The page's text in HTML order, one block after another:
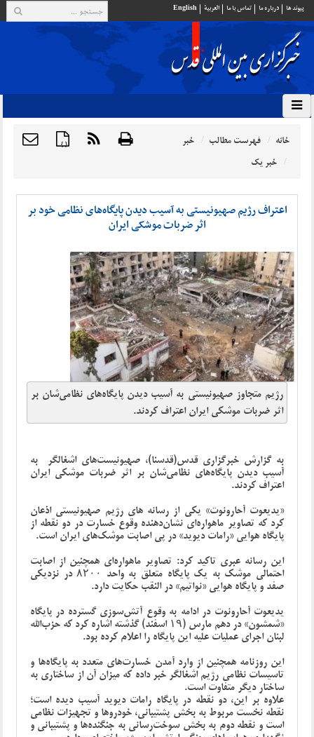
پيوند ها درباره ما تماس با ما العربية English
{ } خانه فهرست مطالب
خبر
خبر یک
اعتراف رژیم صهیونیستی به آسیب دیدن پایگاه‌های نظامی‌ خود بر
اثر ضربات موشکی ایران
رژیم متجاوز صهیونیستی به آسیب دیدن پایگاه‌های نظامی‌شان بر
اثر ضربات موشکی ایران اعتراف کردند.
به گزارش خبرگزاری قدس(قدسنا)، صهیونیست‌های اشغالگر به
آسیب دیدن پایگاه‌های نظامی‌شان بر اثر ضربات موشکی ایران
اعتراف کردند.
«یدیعوت آحارونوت» یکی از رسانه های رژیم صهیونیستی اذعان
کرد که تصاویر ماهواره‌ای نشان‌دهنده وقوع خسارت در دو نقطه از
پایگاه هوایی «رامات دیوید» در پی اصابت موشک‌های ایران است.
این رسانه عبری تاکید کرد: تصاویر ماهواره‌ای همچنین از اصابت
احتمالی موشک به یک پایگاه متعلق به واحد ۸۲۰۰ در نزدیکی
صفد و پایگاه هوایی «نواتیم» در النقب حکایت دارد.
یدیعوت آحارونوت در ادامه به وقوع آتش‌سوزی گسترده در پایگاه
«شمشون» در دهم مارس (۱۹ اسفند) گذشته اشاره کرد که حزب‌الله
لبنان اجرای عملیات علیه این پایگاه را اعلام کرده بود.
این روزنامه همچنین از وارد آمدن خسارت‌های متعدد به پایگاه‌ها و
تاسیسات نظامی رژیم اشغالگر خبر داده که میزان آن از ساختاری به
ساختار دیگر متفاوت است.
علاوه بر این، دو نقطه در پایگاه رامات دیوید آسیب دیده است؛
نقطه نخست مربوط به بخش پشتیبانی، خودروها و تجهیزات نظامی
است و نقطه دوم به بخش سوخت‌رسانی به جنگنده‌ها و پشتیبانی و